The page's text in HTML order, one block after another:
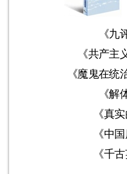
《九
《共产主
《魔鬼在统
《解
《真
《中
《千